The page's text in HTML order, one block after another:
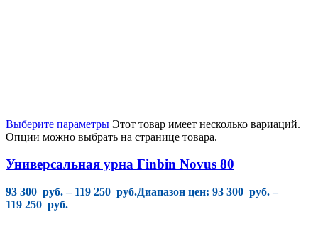
Выберите параметры Этот товар имеет несколько вариаций.
Опции можно выбрать на странице товара.
Универсальная урна Finbin Novus 80
93 300 руб. – 119 250 руб.Диапазон цен: 93 300 руб. –
119 250 руб.